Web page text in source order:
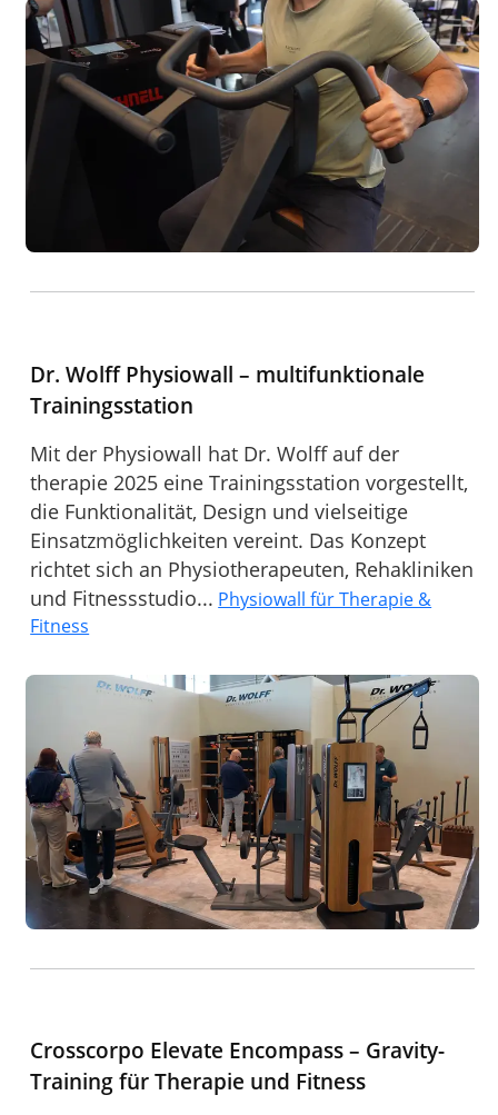
Dr. Wolff Physiowall – multifunktionale
Trainingsstation
Mit der Physiowall hat Dr. Wolff auf der
therapie 2025 eine Trainingsstation vorgestellt,
die Funktionalität, Design und vielseitige
Einsatzmöglichkeiten vereint. Das Konzept
richtet sich an Physiotherapeuten, Rehakliniken
und Fitnessstudio... Physiowall für Therapie &
Fitness
Crosscorpo Elevate Encompass – Gravity-
Training für Therapie und Fitness